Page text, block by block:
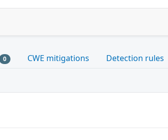
0 CWE mitigations Detection rules